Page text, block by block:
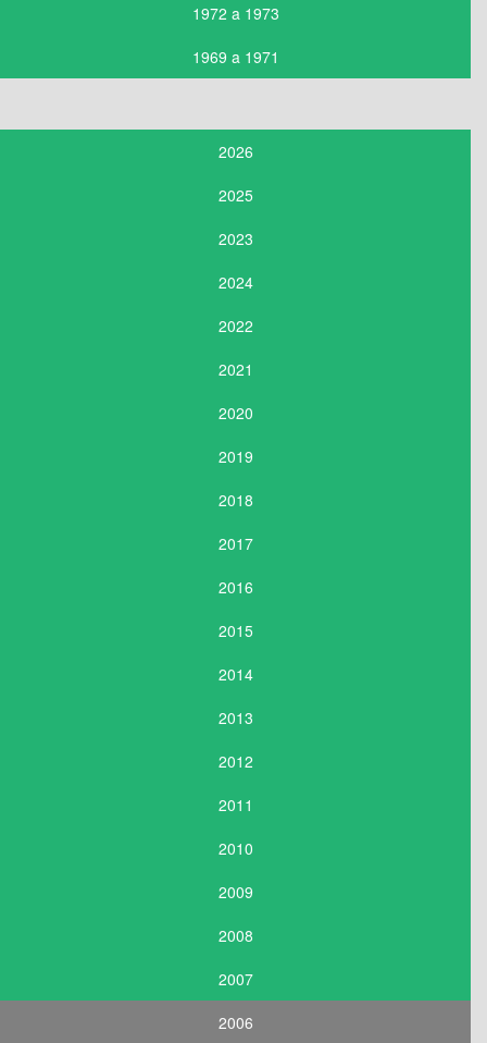
1972 a 1973
1969 a 1971
2026
2025
2023
2024
2022
2021
2020
2019
2018
2017
2016
2015
2014
2013
2012
2011
2010
2009
2008
2007
2006